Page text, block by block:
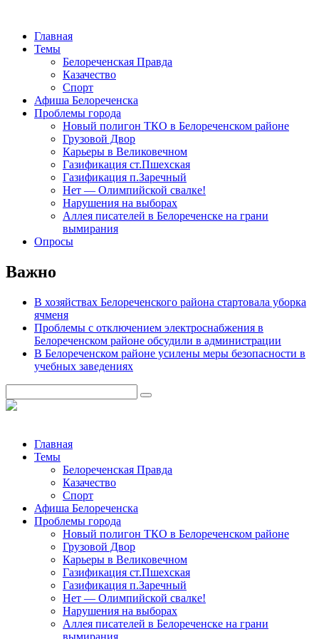
Главная
Темы
Белореченская Правда
Казачество
Спорт
Афиша Белореченска
Проблемы города
Новый полигон ТКО в Белореченском районе
Грузовой Двор
Карьеры в Великовечном
Газификация ст.Пшехская
Газификация п.Заречный
Нет — Олимпийской свалке!
Нарушения на выборах
Аллея писателей в Белореченске на грани
вымирания
Опросы
Важно
В хозяйствах Белореченского района стартовала уборка
ячменя
Проблемы с отключением электроснабжения в
Белореченском районе обсудили в администрации
В Белореченском районе усилены меры безопасности в
учебных заведениях
Главная
Темы
Белореченская Правда
Казачество
Спорт
Афиша Белореченска
Проблемы города
Новый полигон ТКО в Белореченском районе
Грузовой Двор
Карьеры в Великовечном
Газификация ст.Пшехская
Газификация п.Заречный
Нет — Олимпийской свалке!
Нарушения на выборах
Аллея писателей в Белореченске на грани
вымирания